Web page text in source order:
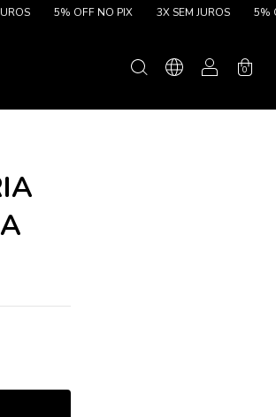
5% OFF NO PIX 3X SEM JUROS 5% OFF NO
0